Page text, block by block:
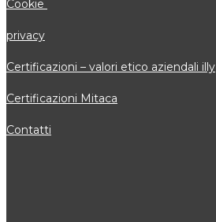
Cookie
privacy
Certificazioni – valori etico aziendali illy
Certificazioni Mitaca
Contatti